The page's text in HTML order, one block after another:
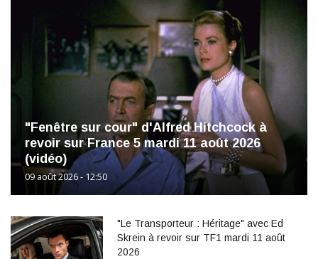
"Fenêtre sur cour" d'Alfred Hitchcock à
revoir sur France 5 mardi 11 août 2026
(vidéo)
09 août 2026 - 12:50
"Le Transporteur : Héritage" avec Ed
Skrein à revoir sur TF1 mardi 11 août
2026